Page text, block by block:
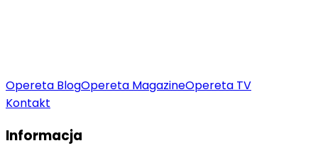
Opereta BlogOpereta MagazineOpereta TV
Kontakt
Informacja